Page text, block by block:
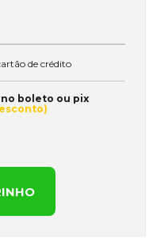
de crédito
no boleto ou pix